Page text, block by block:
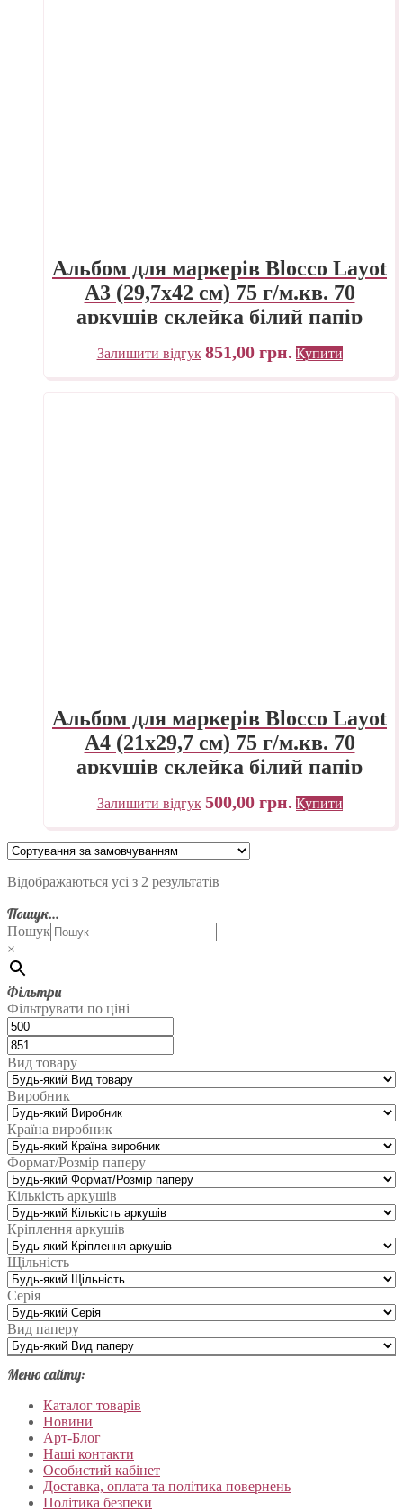
Альбом для маркерів Blocco Layot
А3 (29,7х42 см) 75 г/м.кв. 70
аркушів склейка білий папір
Fabriano Італія
Залишити відгук 851,00 грн. Купити
Альбом для маркерів Blocco Layot
А4 (21х29,7 см) 75 г/м.кв. 70
аркушів склейка білий папір
Fabriano Італія
Залишити відгук 500,00 грн. Купити
Відображаються усі з 2 результатів
Пошук…
Пошук
×
Фільтри
Фільтрувати по ціні
Вид товару
Виробник
Країна виробник
Формат/Розмір паперу
Кількість аркушів
Кріплення аркушів
Щільність
Серія
Вид паперу
Меню сайту:
Каталог товарів
Новини
Арт-Блог
Наші контакти
Особистий кабінет
Доставка, оплата та політика повернень
Політика безпеки